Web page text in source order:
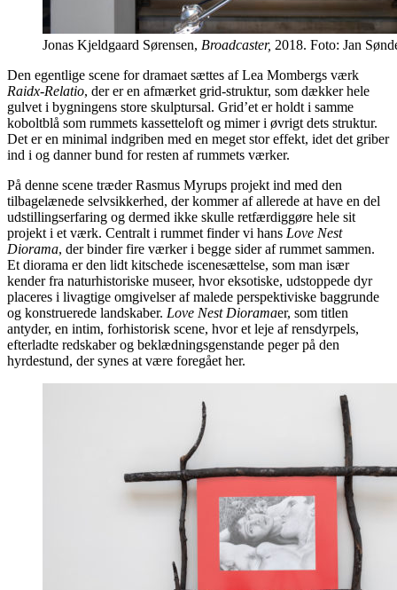
Jonas Kjeldgaard Sørensen, Broadcaster, 2018. Foto: Jan
Den egentlige scene for dramaet sættes af Lea Mombergs værk
Raidx-Relatio, der er en afmærket grid-struktur, som dækker hele
gulvet i bygningens store skulptursal. Grid’et er holdt i samme
koboltblå som rummets kassetteloft og mimer i øvrigt dets struktur.
Det er en minimal indgriben med en meget stor effekt, idet det griber
ind i og danner bund for resten af rummets værker.
På denne scene træder Rasmus Myrups projekt ind med den
tilbagelænede selvsikkerhed, der kommer af allerede at have en del
udstillingserfaring og dermed ikke skulle retfærdiggøre hele sit
projekt i et værk. Centralt i rummet finder vi hans Love Nest
Diorama, der binder fire værker i begge sider af rummet sammen.
Et diorama er den lidt kitschede iscenesættelse, som man især
kender fra naturhistoriske museer, hvor eksotiske, udstoppede dyr
placeres i livagtige omgivelser af malede perspektiviske baggrunde
og konstruerede landskaber. Love Nest Dioramaer, som titlen
antyder, en intim, forhistorisk scene, hvor et leje af rensdyrpels,
efterladte redskaber og beklædningsgenstande peger på den
hyrdestund, der synes at være foregået her.